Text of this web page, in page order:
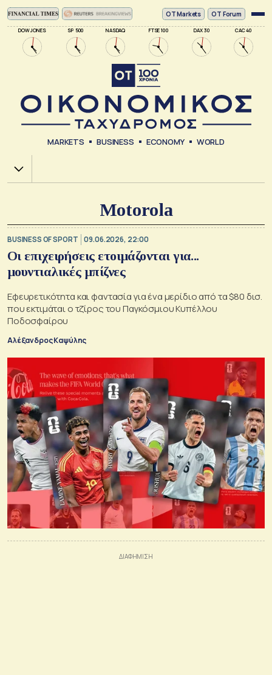
DOW JONES SP 500 NASDAQ FTSE 100 DAX 30 CAC 40
ΟΤ Markets OT Forum
MARKETS BUSINESS ECONOMY WORLD
Χ.Α.
Motorola
BUSINESS OF SPORT 09.06.2026, 22:00
Οι επιχειρήσεις ετοιμάζονται για...
μουντιαλικές μπίζνες
Εφευρετικότητα και φαντασία για ένα μερίδιο από τα $80 δισ.
που εκτιμάται ο τζίρος του Παγκόσμιου Κυπέλλου
Ποδοσφαίρου
Αλέξανδρος Καψύλης